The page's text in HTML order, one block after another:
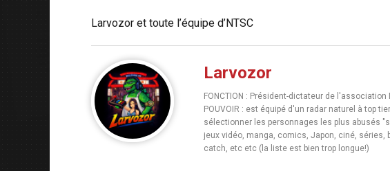
Larvozor et toute l’équipe d’NTSC
Larvozor
FONCTION : Président-dictateur de l'association
POUVOIR : est équipé d'un radar naturel à top
sélectionner les personnages les plus abusés
jeux vidéo, manga, comics, Japon, ciné,
catch, etc etc (la liste est bien trop longue!)